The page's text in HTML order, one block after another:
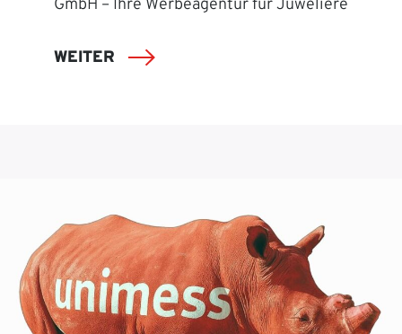
GmbH – Ihre Werbeagentur für Juweliere
WEITER